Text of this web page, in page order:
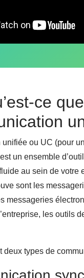
ce
unifiée ou UC (pour
un ensemble
au sein de votre
sont les
messageries
les outils
deux types de